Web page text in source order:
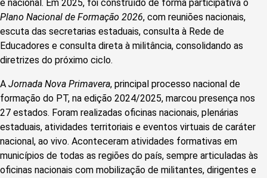
e nacional. Em 2025, foi construído de forma participativa o
Plano Nacional de Formação 2026, com reuniões nacionais,
escuta das secretarias estaduais, consulta à Rede de
Educadores e consulta direta à militância, consolidando as
diretrizes do próximo ciclo.
A Jornada Nova Primavera, principal processo nacional de
formação do PT, na edição 2024/2025, marcou presença nos
27 estados. Foram realizadas oficinas nacionais, plenárias
estaduais, atividades territoriais e eventos virtuais de caráter
nacional, ao vivo. Aconteceram atividades formativas em
municípios de todas as regiões do país, sempre articuladas às
oficinas nacionais com mobilização de militantes, dirigentes e